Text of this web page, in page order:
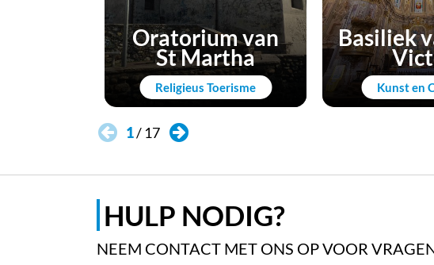
Religieus Toerisme
Oratorium van
St Martha
Kunst en
Basiliek
1/ 17
HULP NODIG?
NEEM CONTACT MET ONS OP VOOR